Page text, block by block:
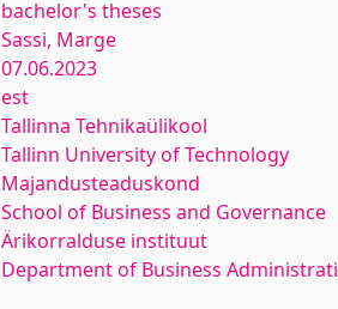
bachelor's theses
Sassi, Marge
07.06.2023
est
Tallinna Tehnikaülikool
Tallinn University of Technology
Majandusteaduskond
School of Business and Governance
Ärikorralduse instituut
Department of Business